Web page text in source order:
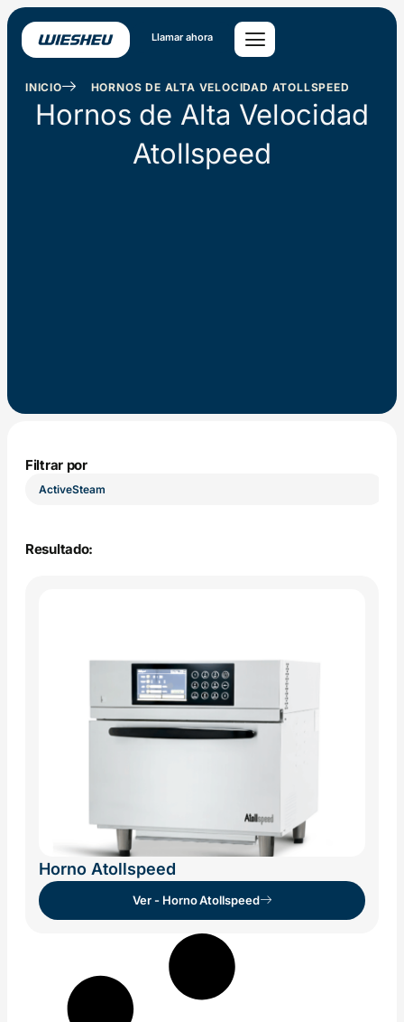
contenido
Llamar ahora
INICIO HORNOS DE ALTA VELOCIDAD ATOLLSPEED
Hornos de Alta Velocidad
Atollspeed
Filtrar por
ActiveSteam
Resultado:
Horno Atollspeed
Ver - Horno Atollspeed